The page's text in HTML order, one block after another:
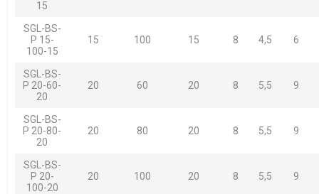
15
SGL-BS-
P 15-
100-15
15 100 15 8 4,5 6
SGL-BS-
P 20-60-
20
20 60 20 8 5,5 9
SGL-BS-
P 20-80-
20
20 80 20 8 5,5 9
SGL-BS-
P 20-
100-20
20 100 20 8 5,5 9